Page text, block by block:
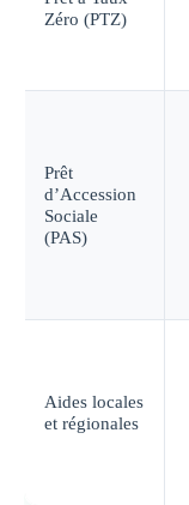
Zéro (PTZ)
Prêt
d’Accession
Sociale
(PAS)
Aides locales
et régionales